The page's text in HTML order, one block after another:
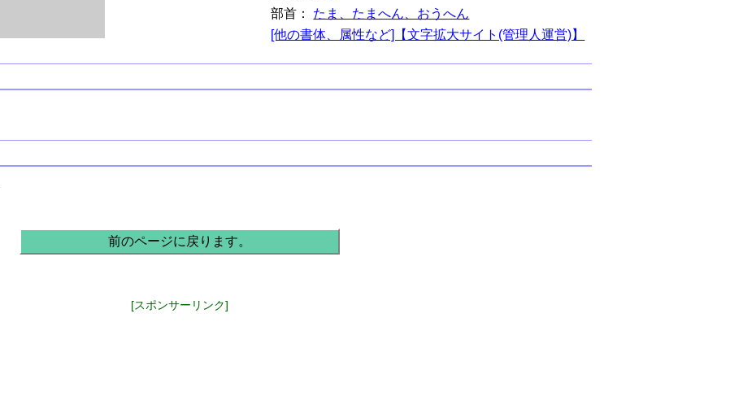
部首： たま、たまへん、おうへん
[他の書体、属性など]【文字拡大サイト(管理人運営)】
前のページに戻ります。
[スポンサーリンク]